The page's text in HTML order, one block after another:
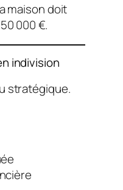
maison doit
000 €.
indivision
stratégique.